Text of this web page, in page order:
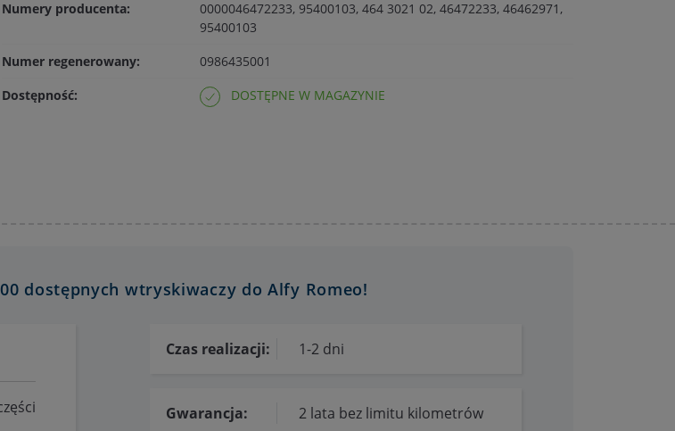
Numery producenta:
0000046472233, 95400103, 464 3021 02, 46472233, 46462971,
95400103
Numer regenerowany:
0986435001
Dostępność:
DOSTĘPNE W MAGAZYNIE
dostępnych wtryskiwaczy do Alfy Romeo!
Czas realizacji: 1-2 dni
Gwarancja: 2 lata bez limitu kilometrów